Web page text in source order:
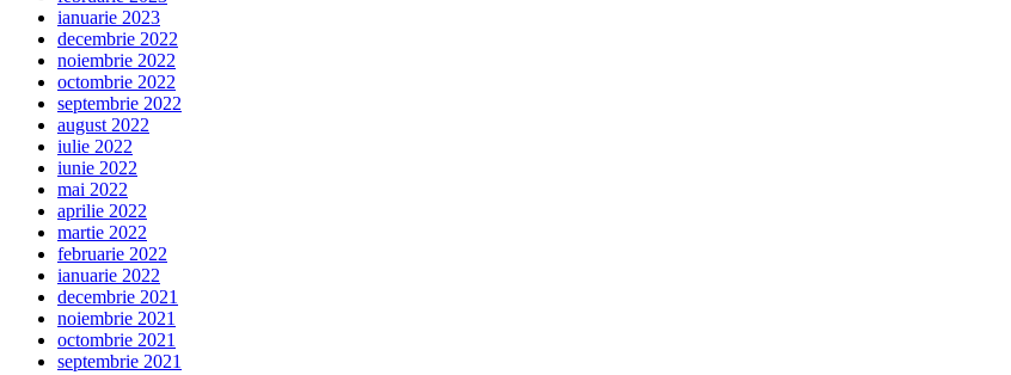
ianuarie 2023
decembrie 2022
noiembrie 2022
octombrie 2022
septembrie 2022
august 2022
iulie 2022
iunie 2022
mai 2022
aprilie 2022
martie 2022
februarie 2022
ianuarie 2022
decembrie 2021
noiembrie 2021
octombrie 2021
septembrie 2021